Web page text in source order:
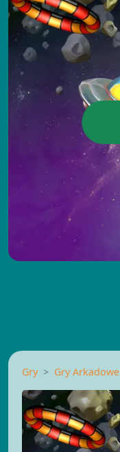
Gry Gry Arkadowe